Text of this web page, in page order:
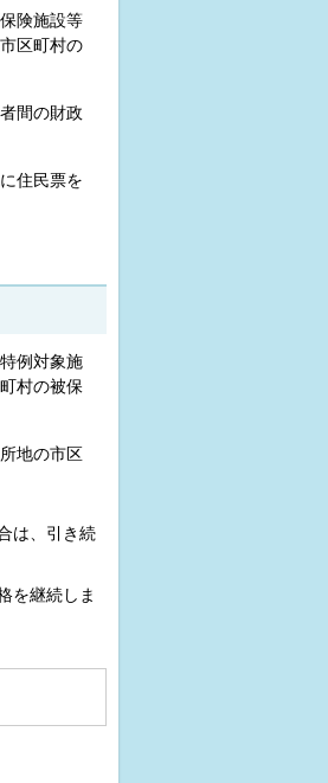
険施設等
区町村の
間の財政
住民票を
例対象施
村の被保
地の市区
は、引き続
を継続しま